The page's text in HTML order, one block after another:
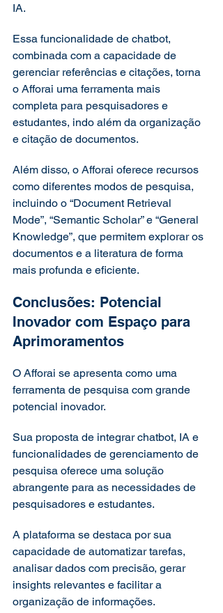
IA.
Essa funcionalidade de chatbot,
combinada com a capacidade de
gerenciar referências e citações, torna
o Afforai uma ferramenta mais
completa para pesquisadores e
estudantes, indo além da organização
e citação de documentos.
Além disso, o Afforai oferece recursos
como diferentes modos de pesquisa,
incluindo o “Document Retrieval
Mode”, “Semantic Scholar” e “General
Knowledge”, que permitem explorar os
documentos e a literatura de forma
mais profunda e eficiente.
Conclusões: Potencial
Inovador com Espaço para
Aprimoramentos
O Afforai se apresenta como uma
ferramenta de pesquisa com grande
potencial inovador.
Sua proposta de integrar chatbot, IA e
funcionalidades de gerenciamento de
pesquisa oferece uma solução
abrangente para as necessidades de
pesquisadores e estudantes.
A plataforma se destaca por sua
capacidade de automatizar tarefas,
analisar dados com precisão, gerar
insights relevantes e facilitar a
organização de informações.